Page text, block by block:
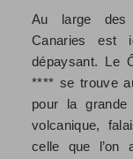
Au large des
Canaries est
dépaysant. Le
**** se trouve
pour la
volcanique,
celle que l’on